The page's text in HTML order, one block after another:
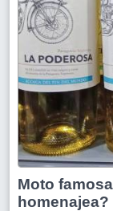
Moto
homenajea?